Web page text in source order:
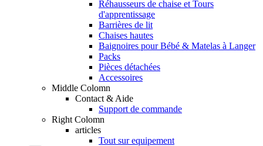
Réhausseurs de chaise et Tours
d'apprentissage
Barrières de lit
Chaises hautes
Baignoires pour Bébé & Matelas à Langer
Packs
Pièces détachées
Accessoires
Middle Colomn
Contact & Aide
Support de commande
Right Colomn
articles
Tout sur equipement